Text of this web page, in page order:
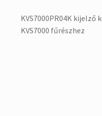
KVS7000PR04K
KVS7000 fűrészhez